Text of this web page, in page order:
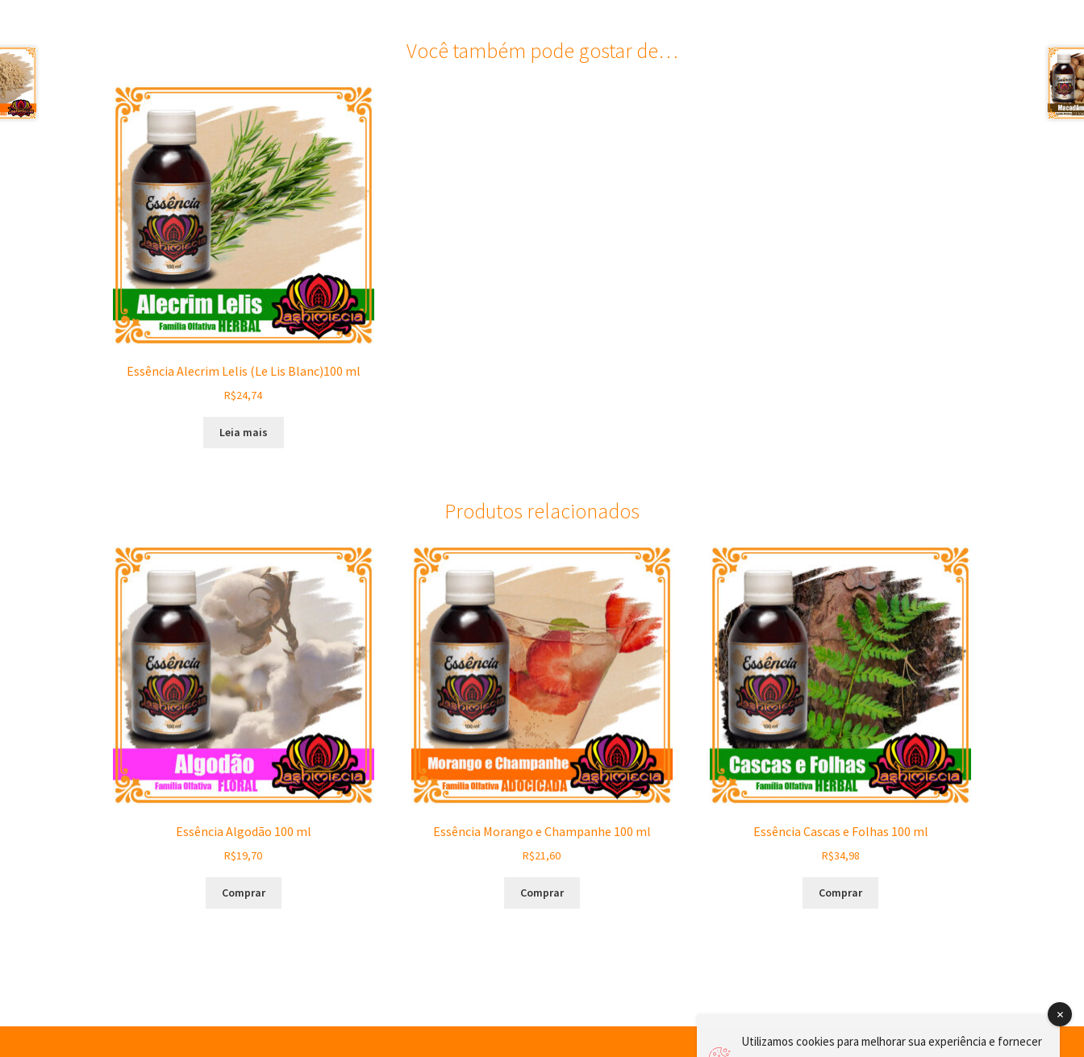
Você também pode gostar de…
Essência Alecrim Lelis (Le Lis Blanc)100 ml
R$24,74
Leia mais
Produtos relacionados
Essência Algodão 100 ml
R$19,70
Comprar
Essência Morango e Champanhe 100 ml
R$21,60
Comprar
Essência Cascas e Folhas 100 ml
R$34,98
Comprar
Utilizamos cookies para melhorar sua experiência e fornecer